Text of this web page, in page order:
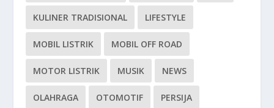
KULINER TRADISIONAL LIFESTYLE
MOBIL LISTRIK MOBIL OFF ROAD
MOTOR LISTRIK MUSIK NEWS
OLAHRAGA OTOMOTIF PERSIJA